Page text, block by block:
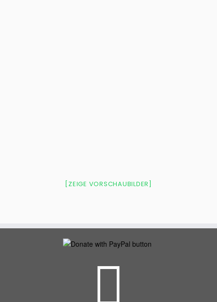
[ZEIGE VORSCHAUBILDER]